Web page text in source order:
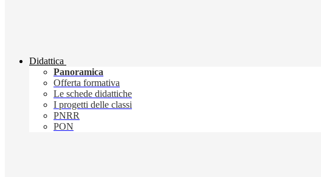
Didattica
Panoramica
Offerta formativa
Le schede didattiche
I progetti delle classi
PNRR
PON